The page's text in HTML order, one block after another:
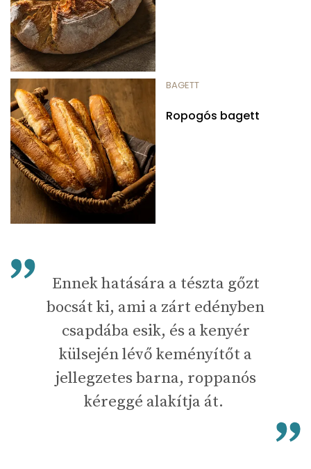
BAGETT
Ropogós bagett
Ennek hatására a tészta gőzt
bocsát ki, ami a zárt edényben
csapdába esik, és a kenyér
külsején lévő keményítőt a
jellegzetes barna, roppanós
kéreggé alakítja át.